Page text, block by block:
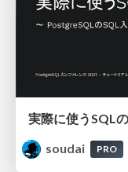
soudai
PRO